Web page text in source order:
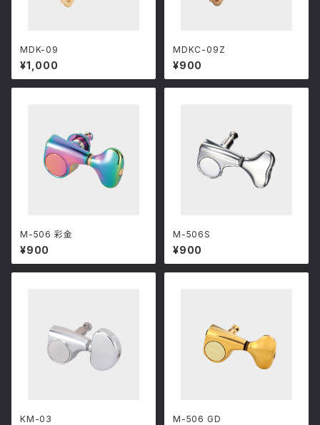
MDK-09
¥1,000
MDKC-09Z
¥900
M-506 彩金
¥900
M-506S
¥900
KM-03 M-506 GD